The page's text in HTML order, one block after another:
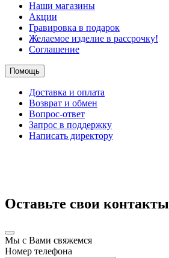
Наши магазины
Акции
Гравировка в подарок
Желаемое изделие в рассрочку!
Соглашение
Помощь
Доставка и оплата
Возврат и обмен
Вопрос-ответ
Запрос в поддержку
Написать директору
Оставьте свои контакты
Мы с Вами свяжемся
Номер телефона